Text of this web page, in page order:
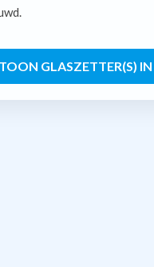
TOON GLASZETTER(S) IN